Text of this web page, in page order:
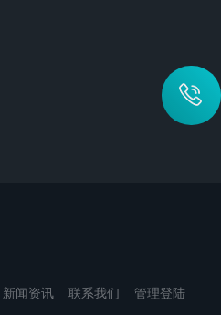
新闻资讯 联系我们 管理登陆